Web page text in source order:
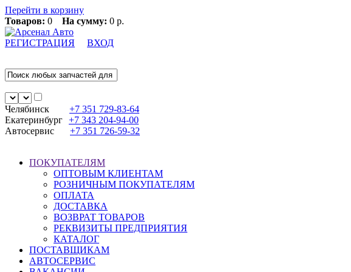
Перейти в корзину
Товаров: 0 На сумму: 0 р.
РЕГИСТРАЦИЯ ВХОД
Челябинск +7 351 729-83-64
Екатеринбург +7 343 204-94-00
Автосервис
+7 351 726-59-32
ПОКУПАТЕЛЯМ
ОПТОВЫМ КЛИЕНТАМ
РОЗНИЧНЫМ ПОКУПАТЕЛЯМ
ОПЛАТА
ДОСТАВКА
ВОЗВРАТ ТОВАРОВ
РЕКВИЗИТЫ ПРЕДПРИЯТИЯ
КАТАЛОГ
ПОСТАВЩИКАМ
АВТОСЕРВИС